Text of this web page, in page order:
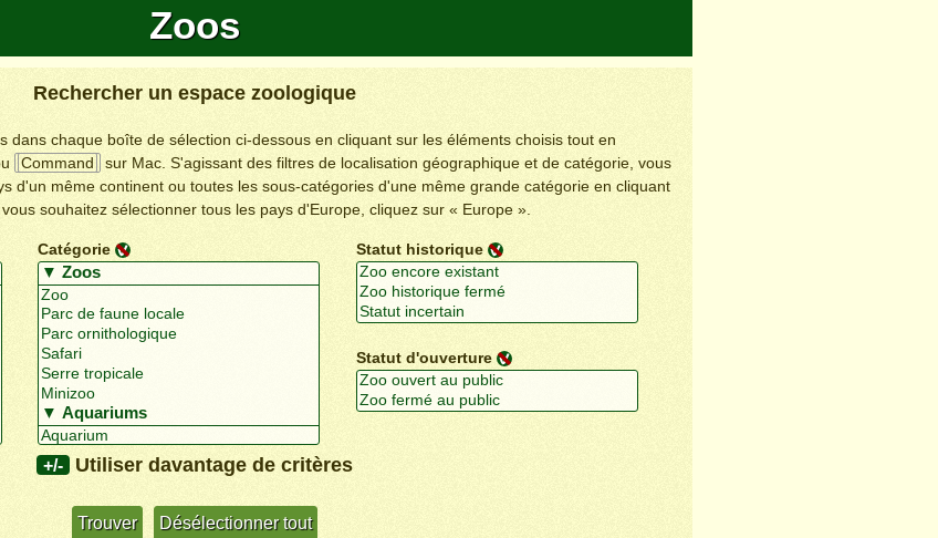
Zoos
Rechercher un espace zoologique
dans chaque boîte de sélection ci-dessous en cliquant sur les éléments choisis tout en
Command
sur Mac. S'agissant des filtres de localisation géographique et de catégorie, vous
d'un même continent ou toutes les sous-catégories d'une même grande catégorie en cliquant
souhaitez sélectionner tous les pays d'Europe, cliquez sur « Europe ».
Catégorie Statut historique
Statut d'ouverture
+/- Utiliser davantage de critères